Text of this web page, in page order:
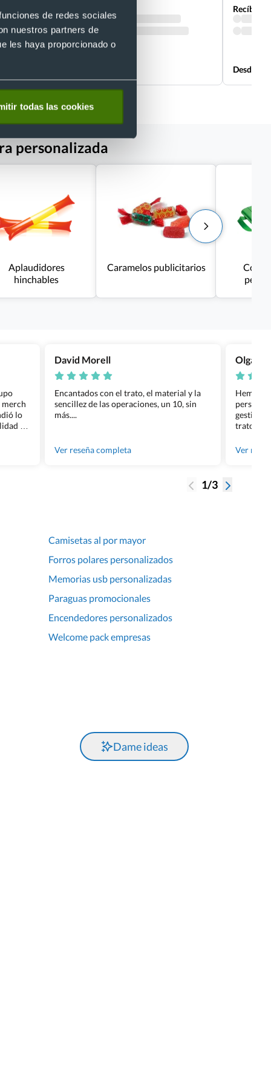
de redes sociales
nuestros partners de
les haya proporcionado o
todas las cookies
Recíbelo
Desde
personalizada
Aplaudidores
hinchables
Caramelos publicitarios
lo
de
David Morell
Encantados con el trato, el material y la
sencillez de las operaciones, un 10, sin
más....
Ver reseña completa
Olga
Hemos
gestión
trato
gente
Ver
1/3
Camisetas al por mayor
Forros polares personalizados
Memorias usb personalizadas
Paraguas promocionales
Encendedores personalizados
Welcome pack empresas
Dame ideas